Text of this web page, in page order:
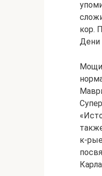
кор.
Дени
Мощи
к-